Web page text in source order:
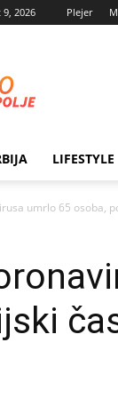
2026 Plejer
LIFESTYLE
umrlo 65 osoba,